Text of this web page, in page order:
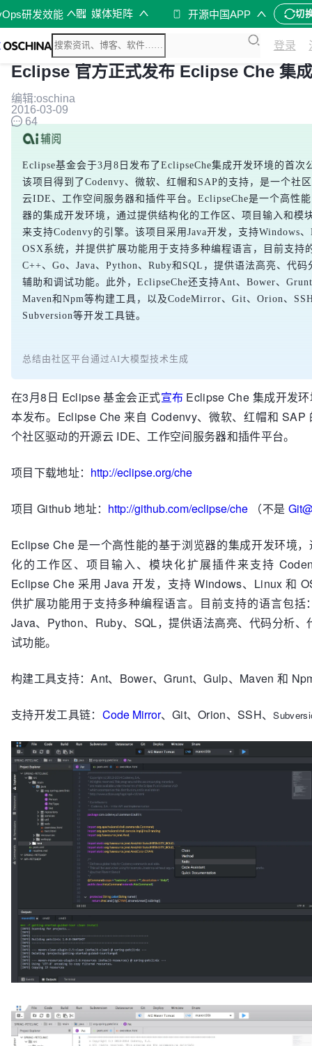
研发效能 媒体矩阵 开源中国APP 切
登录
Eclipse 官方正式发布 Eclipse Che 集
编辑:oschina
2016-03-09
64
Eclipse基金会于3月8日发布了EclipseChe集成开发环境的首次
该项目得到了Codenvy、微软、红帽和SAP的支持，是一个社
云IDE、工作空间服务器和插件平台。EclipseChe是一个高性
器的集成开发环境，通过提供结构化的工作区、项目输入和模
来支持Codenvy的引擎。该项目采用Java开发，支持Windows
OSX系统，并提供扩展功能用于支持多种编程语言，目前支持
C++、Go、Java、Python、Ruby和SQL，提供语法高亮、代码
辅助和调试功能。此外，EclipseChe还支持Ant、Bower、
Maven和Npm等构建工具，以及CodeMirror、Git、Orion、
Subversion等开发工具链。
总结由社区平台通过AI大模型技术生成
在3月8日 Eclipse 基金会正式宣布 Eclipse Che 集成开发
本发布。Eclipse Che 来自 Codenvy、微软、红帽和 SAP
个社区驱动的开源云 IDE、工作空间服务器和插件平台。
项目下载地址： http://eclipse.org/che
项目 Github 地址： http://github.com/eclipse/che （不是
Eclipse Che 是一个高性能的基于浏览器的集成开发环境
化的工作区、项目输入、模块化扩展插件来支持
Eclipse Che 采用 Java 开发，支持 Windows、Linux 和
供扩展功能用于支持多种编程语言。目前支持的语言包括
Java、Python、Ruby、SQL，提供语法高亮、代码分析、
试功能。
构建工具支持：Ant、Bower、Grunt、Gulp、Maven 和
支持开发工具链： Code Mirror、Git、Orion、SSH、